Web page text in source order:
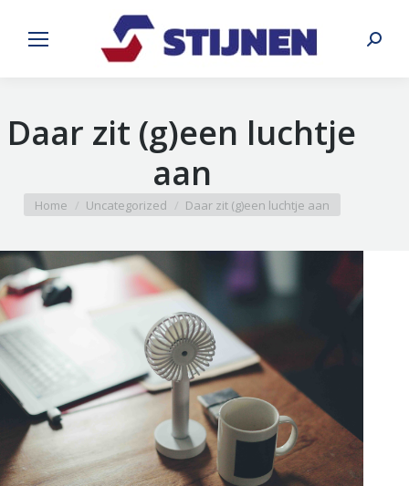
Search:
Daar zit (g)een luchtje
aan
You are here:
Home Uncategorized Daar zit (g)een luchtje aan